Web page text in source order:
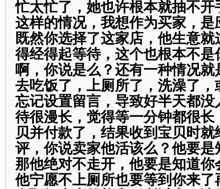
忙太忙了，她也许根本就抽不开
这样的情况，我想作为买家，是
既然你选择了这家店，他生意
得经得起等待，这个也根本不是
啊，你说是么？还有一种情况
去吃饭了，上厕所了，洗澡了，
忘记设置留言，导致好半天都没
待很漫长，觉得等一分钟都很长
贝并付款了，结果收到宝贝时
评，你说卖家他活该么？他要是
那他绝对不走开，他要是知道
他宁愿不上厕所也要等到你来了